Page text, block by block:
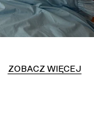
ZOBACZ WIĘCEJ